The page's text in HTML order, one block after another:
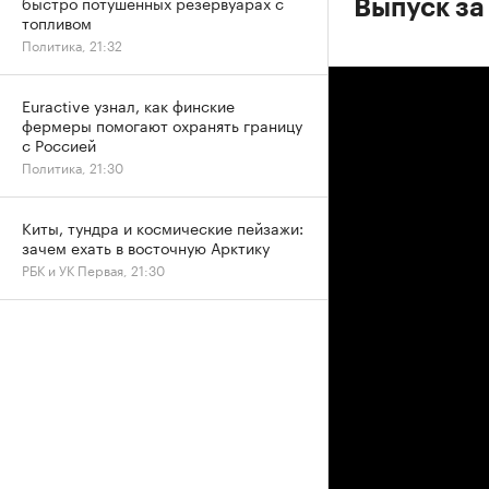
Выпуск
топливом
Политика, 21:32
Euractive узнал, как финские
фермеры помогают охранять границу
с Россией
Политика, 21:30
Киты, тундра и космические пейзажи:
зачем ехать в восточную Арктику
РБК и УК Первая, 21:30